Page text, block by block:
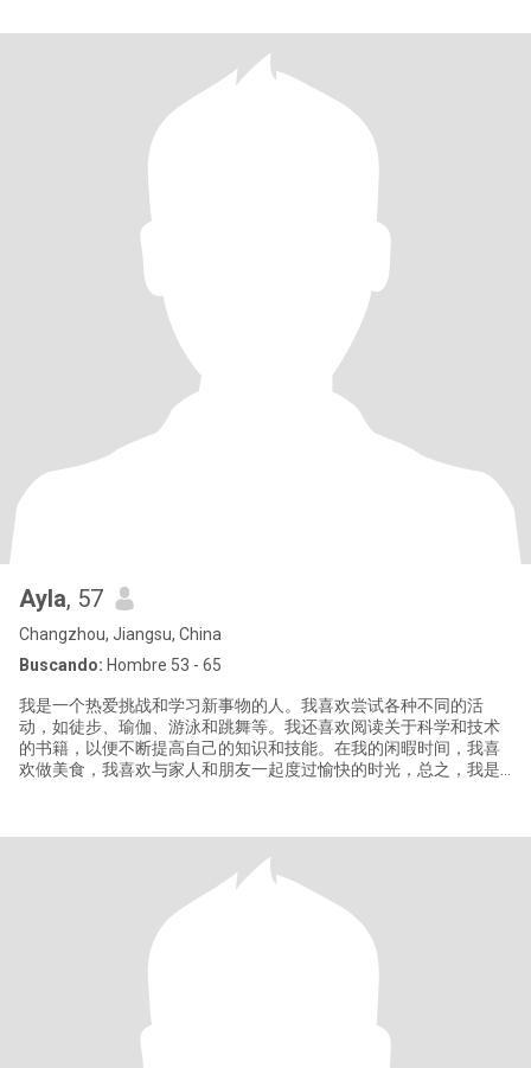
Ayla, 57
Changzhou, Jiangsu, China
Buscando: Hombre 53 - 65
我是一个热爱挑战和学习新事物的人。我喜欢尝试各种不同的活
动，如徒步、瑜伽、游泳和跳舞等。我还喜欢阅读关于科学和技术
的书籍，以便不断提高自己的知识和技能。在我的闲暇时间，我喜
欢做美食，我喜欢与家人和朋友一起度过愉快的时光，总之，我是